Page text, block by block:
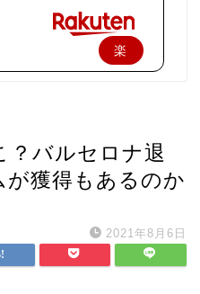
楽
入
？バルセロナ退
が獲得もあるのか
2021年8月6日